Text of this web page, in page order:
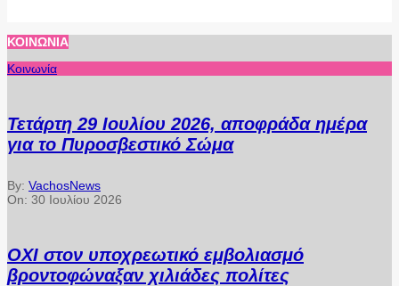
ΚΟΙΝΩΝΊΑ
Κοινωνία
Τετάρτη 29 Ιουλίου 2026, αποφράδα ημέρα
για το Πυροσβεστικό Σώμα
By: VachosNews
On: 30 Ιουλίου 2026
ΟΧΙ στον υποχρεωτικό εμβολιασμό
βροντοφώναξαν χιλιάδες πολίτες